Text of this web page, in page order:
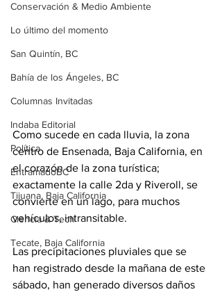
Conservación & Medio Ambiente
Lo último del momento
San Quintín, BC
Bahía de los Ángeles, BC
Columnas Invitadas
Indaba Editorial
Política
EntramadoBC
Tijuana, Baja California
Ciencia & Tech
Tecate, Baja California
Como sucede en cada lluvia, la zona
centro de Ensenada, Baja California, en
el corazón de la zona turística;
exactamente la calle 2da y Riveroll, se
convierte en un lago, para muchos
vehículos, intransitable.
Las precipitaciones pluviales que se
han registrado desde la mañana de este
sábado, han generado diversos daños